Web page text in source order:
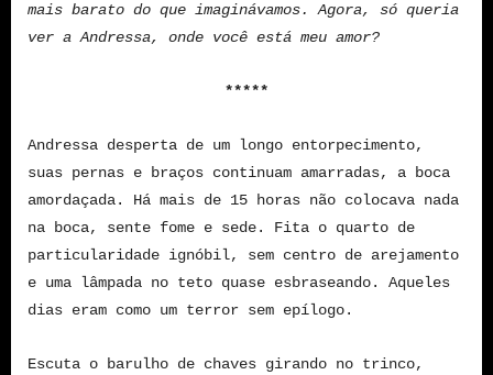
mais barato do que imaginávamos. Agora, só queria
ver a Andressa, onde você está meu amor?
*****
Andressa desperta de um longo entorpecimento,
suas pernas e braços continuam amarradas, a boca
amordaçada. Há mais de 15 horas não colocava nada
na boca, sente fome e sede. Fita o quarto de
particularidade ignóbil, sem centro de arejamento
e uma lâmpada no teto quase esbraseando. Aqueles
dias eram como um terror sem epílogo.
Escuta o barulho de chaves girando no trinco,